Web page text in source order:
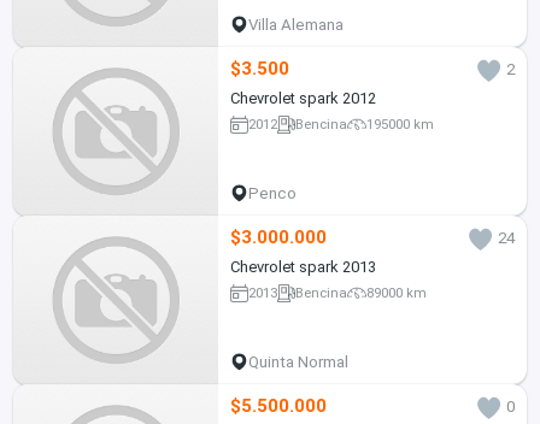
Villa Alemana
$3.500
2
Chevrolet spark 2012
2012 Bencina 195000 km
Penco
$3.000.000
24
Chevrolet spark 2013
2013 Bencina 89000 km
Quinta Normal
$5.500.000
0